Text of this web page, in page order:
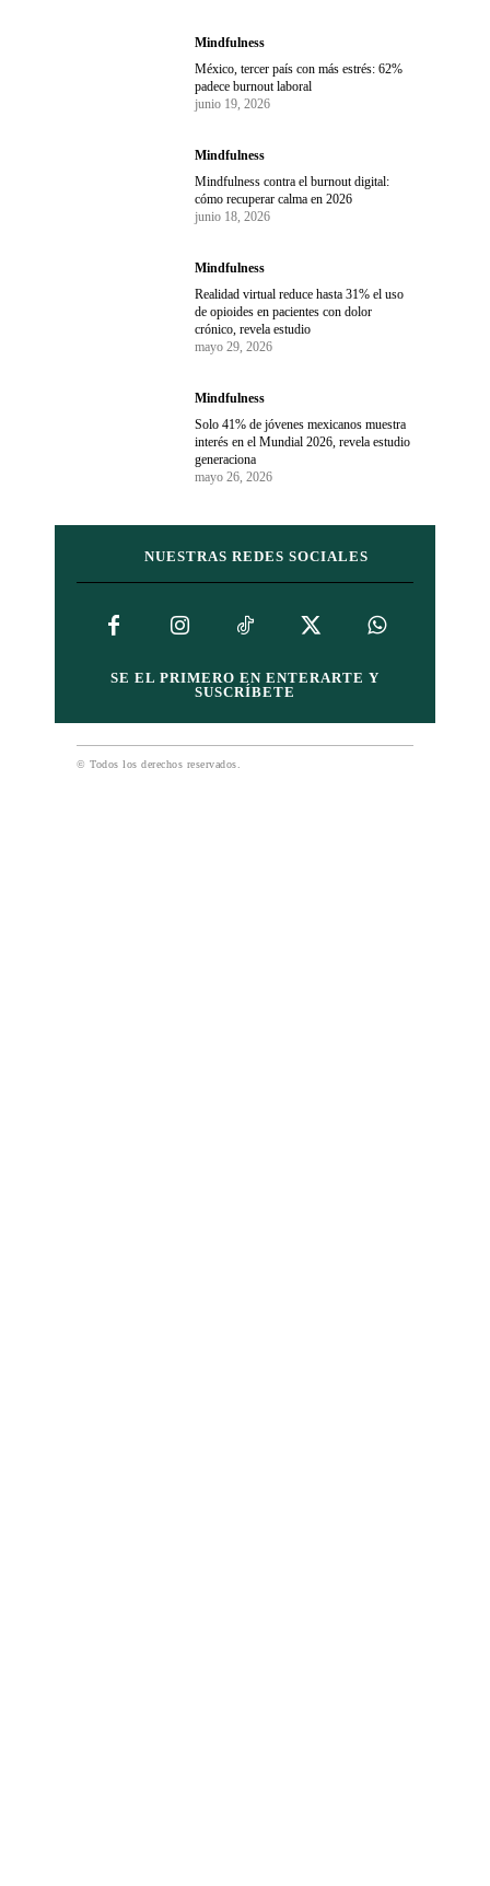
Mindfulness
México, tercer país con más estrés: 62%
padece burnout laboral
junio 19, 2026
Mindfulness
Mindfulness contra el burnout digital:
cómo recuperar calma en 2026
junio 18, 2026
Mindfulness
Realidad virtual reduce hasta 31% el uso
de opioides en pacientes con dolor
crónico, revela estudio
mayo 29, 2026
Mindfulness
Solo 41% de jóvenes mexicanos muestra
interés en el Mundial 2026, revela estudio
generaciona
mayo 26, 2026
NUESTRAS REDES SOCIALES
SE EL PRIMERO EN ENTERARTE Y
SUSCRÍBETE
© Todos los derechos reservados.